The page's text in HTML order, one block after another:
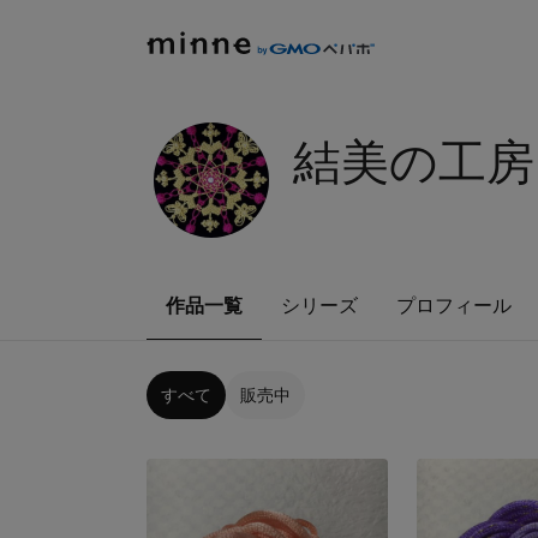
結美の工房
作品一覧 シリーズ プロフィール
すべて 販売中